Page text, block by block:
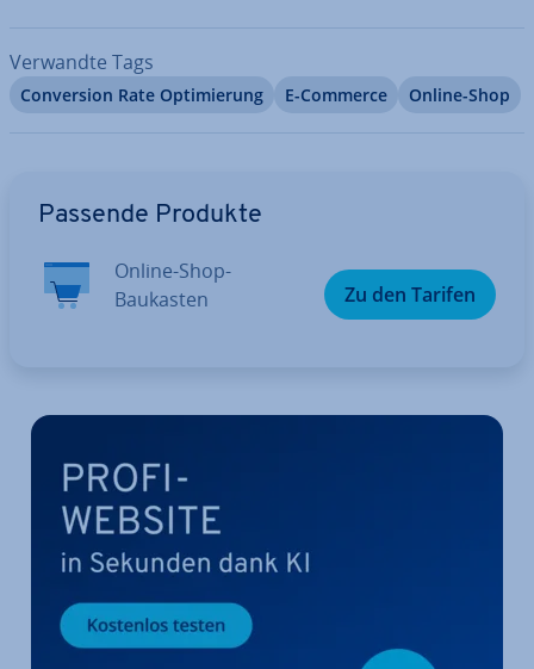
Verwandte Tags
Con­ver­si­on Rate Op­ti­mie­rung E-Commerce Online-Shop
Passende Produkte
Online-Shop-
Baukasten
Zu den Tarifen